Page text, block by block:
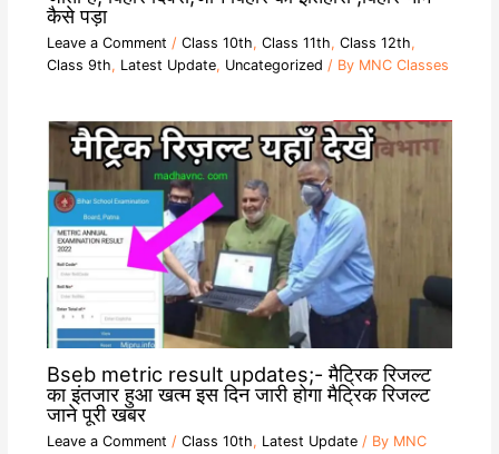
कैसे पड़ा
Leave a Comment / Class 10th, Class 11th, Class 12th,
Class 9th, Latest Update, Uncategorized / By MNC Classes
Bseb metric result updates;- मैट्रिक रिजल्ट
का इंतजार हुआ खत्म इस दिन जारी होगा मैट्रिक रिजल्ट
जाने पूरी खबर
Leave a Comment / Class 10th, Latest Update/ By MNC